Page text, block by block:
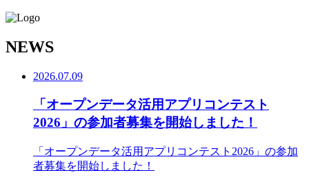
NEWS
2026.07.09
「オープンデータ活用アプリコンテスト
2026」の参加者募集を開始しました！
「オープンデータ活用アプリコンテスト2026」の参加
者募集を開始しました！